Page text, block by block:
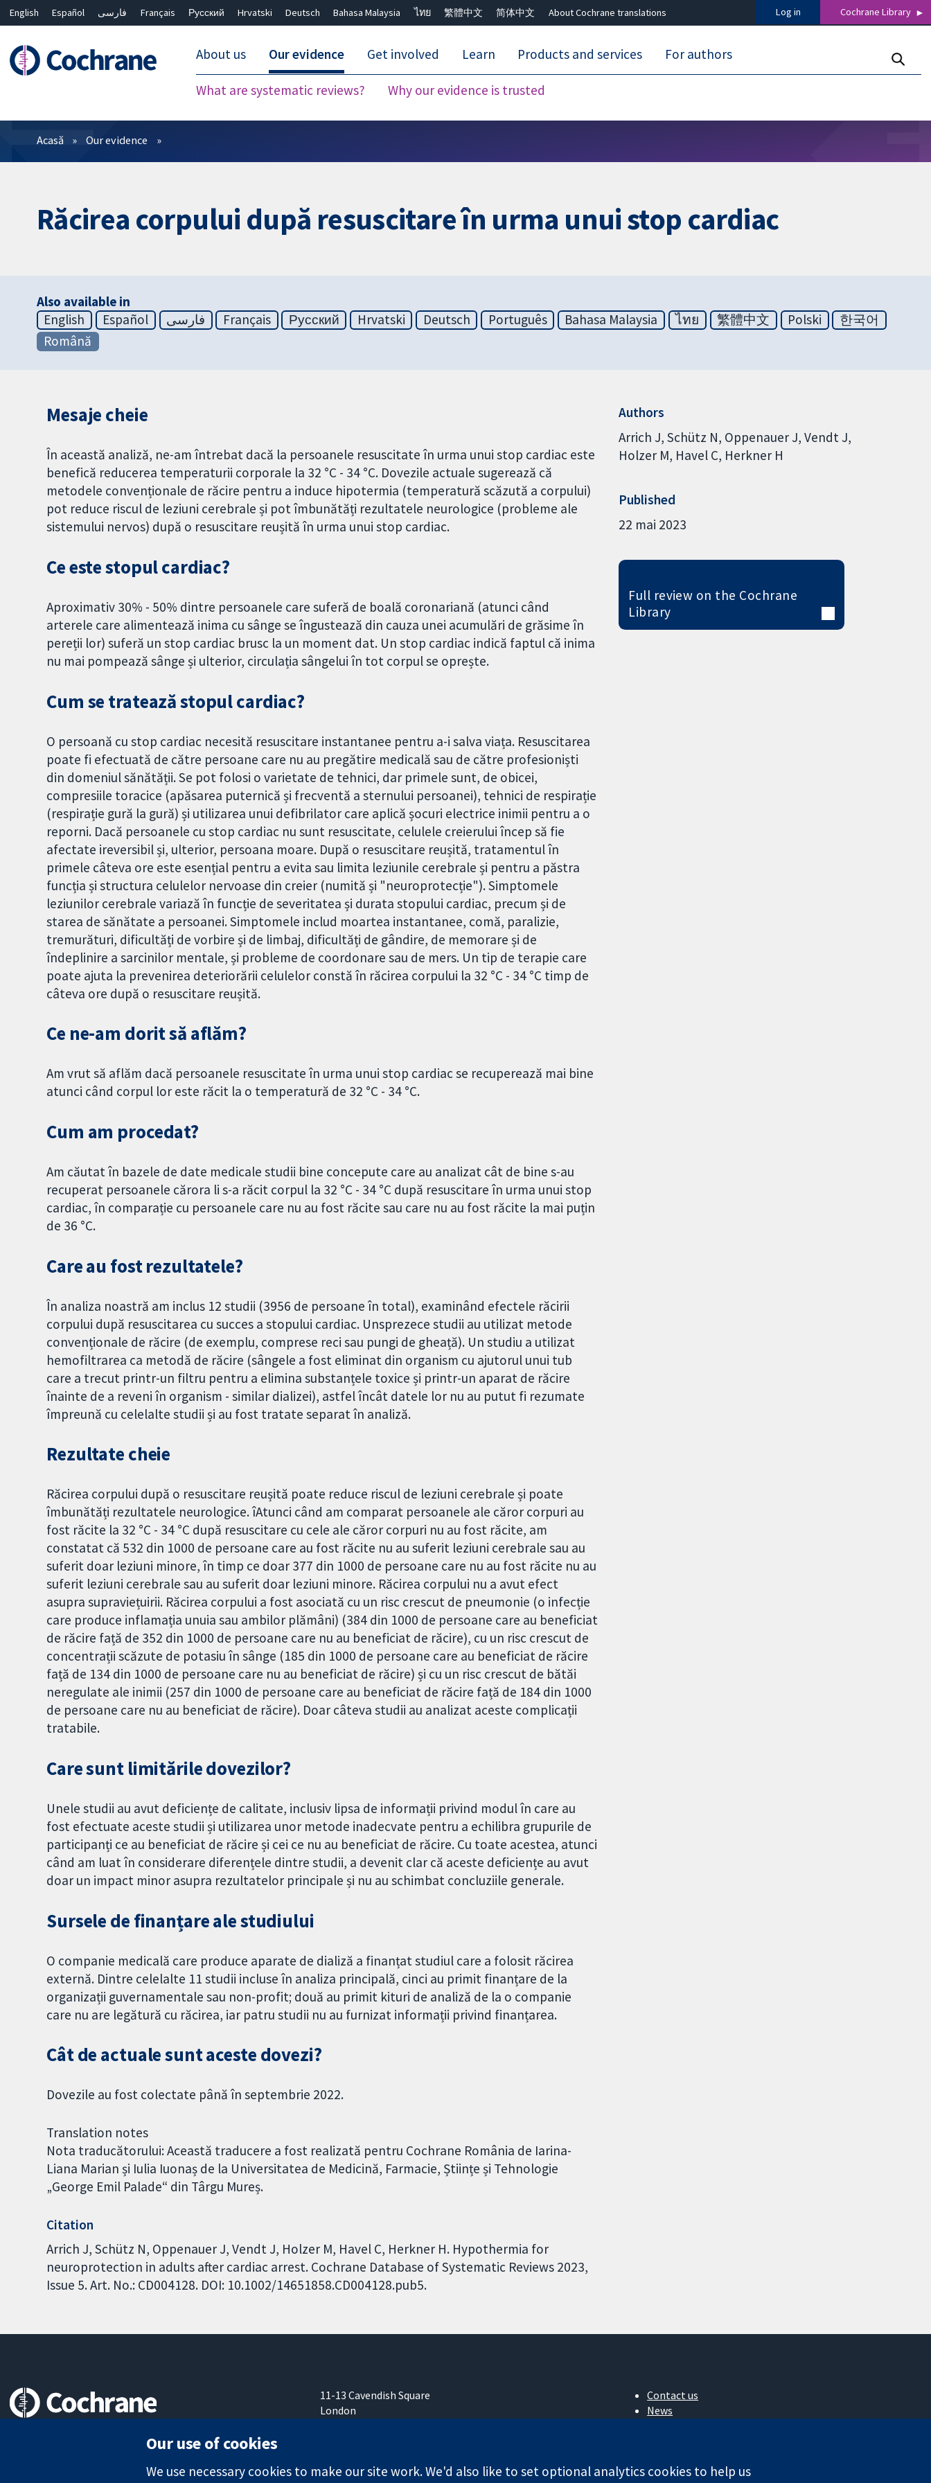
English Español فارسی Français Русский Hrvatski Deutsch Bahasa Malaysia ไทย 繁體中文 简体中文 About Cochrane translations Log in Cochrane Library
About us Our evidence
What are systematic reviews? Why our evidence is trusted
Get involved Learn Products and services For authors
Filtre
Acasă Our evidence
Răcirea corpului după resuscitare în urma unui stop cardiac
Also available in
English
Español فارسی Français Русский Hrvatski Deutsch Português Bahasa Malaysia ไทย 繁體中文 Polski
한국어
Română
Mesaje cheie
În această analiză, ne-am întrebat dacă la persoanele resuscitate în urma unui stop cardiac este
benefică reducerea temperaturii corporale la 32 °C - 34 °C. Dovezile actuale sugerează că
metodele convenționale de răcire pentru a induce hipotermia (temperatură scăzută a corpului)
pot reduce riscul de leziuni cerebrale și pot îmbunătăți rezultatele neurologice (probleme ale
sistemului nervos) după o resuscitare reușită în urma unui stop cardiac.
Ce este stopul cardiac?
Aproximativ 30% - 50% dintre persoanele care suferă de boală coronariană (atunci când
arterele care alimentează inima cu sânge se îngustează din cauza unei acumulări de grăsime în
pereții lor) suferă un stop cardiac brusc la un moment dat. Un stop cardiac indică faptul că inima
nu mai pompează sânge și ulterior, circulația sângelui în tot corpul se oprește.
Cum se tratează stopul cardiac?
O persoană cu stop cardiac necesită resuscitare instantanee pentru a-i salva viața. Resuscitarea
poate fi efectuată de către persoane care nu au pregătire medicală sau de către profesioniști
din domeniul sănătății. Se pot folosi o varietate de tehnici, dar primele sunt, de obicei,
compresiile toracice (apăsarea puternică și frecventă a sternului persoanei), tehnici de respirație
(respirație gură la gură) și utilizarea unui defibrilator care aplică șocuri electrice inimii pentru a o
reporni. Dacă persoanele cu stop cardiac nu sunt resuscitate, celulele creierului încep să fie
afectate ireversibil și, ulterior, persoana moare. După o resuscitare reușită, tratamentul în
primele câteva ore este esențial pentru a evita sau limita leziunile cerebrale și pentru a păstra
funcția și structura celulelor nervoase din creier (numită și "neuroprotecție"). Simptomele
leziunilor cerebrale variază în funcție de severitatea și durata stopului cardiac, precum și de
starea de sănătate a persoanei. Simptomele includ moartea instantanee, comă, paralizie,
tremurături, dificultăți de vorbire și de limbaj, dificultăți de gândire, de memorare și de
îndeplinire a sarcinilor mentale, și probleme de coordonare sau de mers. Un tip de terapie care
poate ajuta la prevenirea deteriorării celulelor constă în răcirea corpului la 32 °C - 34 °C timp de
câteva ore după o resuscitare reușită.
Ce ne-am dorit să aflăm?
Am vrut să aflăm dacă persoanele resuscitate în urma unui stop cardiac se recuperează mai bine
atunci când corpul lor este răcit la o temperatură de 32 °C - 34 °C.
Cum am procedat?
Am căutat în bazele de date medicale studii bine concepute care au analizat cât de bine s-au
recuperat persoanele cărora li s-a răcit corpul la 32 °C - 34 °C după resuscitare în urma unui stop
cardiac, în comparație cu persoanele care nu au fost răcite sau care nu au fost răcite la mai puțin
de 36 °C.
Care au fost rezultatele?
În analiza noastră am inclus 12 studii (3956 de persoane în total), examinând efectele răcirii
corpului după resuscitarea cu succes a stopului cardiac. Unsprezece studii au utilizat metode
convenționale de răcire (de exemplu, comprese reci sau pungi de gheață). Un studiu a utilizat
hemofiltrarea ca metodă de răcire (sângele a fost eliminat din organism cu ajutorul unui tub
care a trecut printr-un filtru pentru a elimina substanțele toxice și printr-un aparat de răcire
înainte de a reveni în organism - similar dializei), astfel încât datele lor nu au putut fi rezumate
împreună cu celelalte studii și au fost tratate separat în analiză.
Rezultate cheie
Răcirea corpului după o resuscitare reușită poate reduce riscul de leziuni cerebrale și poate
îmbunătăți rezultatele neurologice. îAtunci când am comparat persoanele ale căror corpuri au
fost răcite la 32 °C - 34 °C după resuscitare cu cele ale căror corpuri nu au fost răcite, am
constatat că 532 din 1000 de persoane care au fost răcite nu au suferit leziuni cerebrale sau au
suferit doar leziuni minore, în timp ce doar 377 din 1000 de persoane care nu au fost răcite nu au
suferit leziuni cerebrale sau au suferit doar leziuni minore. Răcirea corpului nu a avut efect
asupra supraviețuirii. Răcirea corpului a fost asociată cu un risc crescut de pneumonie (o infecție
care produce inflamația unuia sau ambilor plămâni) (384 din 1000 de persoane care au beneficiat
de răcire față de 352 din 1000 de persoane care nu au beneficiat de răcire), cu un risc crescut de
concentrații scăzute de potasiu în sânge (185 din 1000 de persoane care au beneficiat de răcire
față de 134 din 1000 de persoane care nu au beneficiat de răcire) și cu un risc crescut de bătăi
neregulate ale inimii (257 din 1000 de persoane care au beneficiat de răcire față de 184 din 1000
de persoane care nu au beneficiat de răcire). Doar câteva studii au analizat aceste complicații
tratabile.
Care sunt limitările dovezilor?
Unele studii au avut deficiențe de calitate, inclusiv lipsa de informații privind modul în care au
fost efectuate aceste studii și utilizarea unor metode inadecvate pentru a echilibra grupurile de
participanți ce au beneficiat de răcire și cei ce nu au beneficiat de răcire. Cu toate acestea, atunci
când am luat în considerare diferențele dintre studii, a devenit clar că aceste deficiențe au avut
doar un impact minor asupra rezultatelor principale și nu au schimbat concluziile generale.
Sursele de finanțare ale studiului
O companie medicală care produce aparate de dializă a finanțat studiul care a folosit răcirea
externă. Dintre celelalte 11 studii incluse în analiza principală, cinci au primit finanțare de la
organizații guvernamentale sau non-profit; două au primit kituri de analiză de la o companie
care nu are legătură cu răcirea, iar patru studii nu au furnizat informații privind finanțarea.
Cât de actuale sunt aceste dovezi?
Dovezile au fost colectate până în septembrie 2022.
Translation notes
Nota traducătorului: Această traducere a fost realizată pentru Cochrane România de Iarina-
Liana Marian și Iulia Iuonaș de la Universitatea de Medicină, Farmacie, Științe și Tehnologie
„George Emil Palade“ din Târgu Mureș.
Citation
Arrich J, Schütz N, Oppenauer J, Vendt J, Holzer M, Havel C, Herkner H. Hypothermia for
neuroprotection in adults after cardiac arrest. Cochrane Database of Systematic Reviews 2023,
Issue 5. Art. No.: CD004128. DOI: 10.1002/14651858.CD004128.pub5.
Authors
Arrich J Schütz N Oppenauer J Vendt J
Holzer M Havel C Herkner H
Published
22 mai 2023
Full review on the Cochrane
Library
11-13 Cavendish Square
London
Contact us
News
Cochrane Library
Our use of cookies
We use necessary cookies to make our site work. We'd also like to set optional analytics cookies to help us